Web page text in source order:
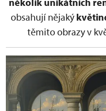
obsahují nějaký
těmito obrazy v